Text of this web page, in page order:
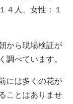
４人、女性：１
から現場検証が
調べています。
には多くの花が
ことはありませ